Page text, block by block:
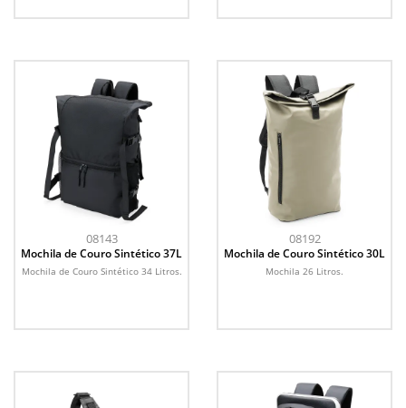
08143
Mochila de Couro Sintético 37L
Mochila de Couro Sintético 34 Litros.
08192
Mochila de Couro Sintético 30L
Mochila 26 Litros.